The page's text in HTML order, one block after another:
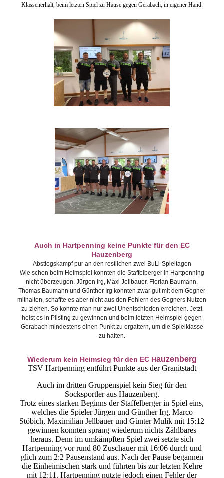
Klassenerhalt, beim letzten Spiel zu Hause gegen Gerabach, in eigener Hand.
Auch in Hartpenning keine Punkte für den EC
Hauzenberg
Abstiegskampf pur an den restlichen zwei BuLi-Spieltagen
Wie schon beim Heimspiel konnten die Staffelberger in Hartpenning
nicht überzeugen. Jürgen Irg, Maxi Jellbauer, Florian Baumann,
Thomas Baumann und Günther Irg konnten zwar gut mit dem Gegner
mithalten, schaffte es aber nicht aus den Fehlern des Gegners Nutzen
zu ziehen. So konnte man nur zwei Unentschieden erreichen. Jetzt
heist es in Pilsting zu gewinnen und beim letzten Heimspiel gegen
Gerabach mindestens einen Punkt zu ergattern, um die Spielklasse
zu halten.
Wiederum kein Heimsieg für den EC Hauzenberg
TSV Hartpenning entführt Punkte aus der Granitstadt
Auch im dritten Gruppenspiel kein Sieg für den
Socksportler aus Hauzenberg.
Trotz eines starken Beginns der Staffelberger in Spiel eins,
welches die Spieler Jürgen und Günther Irg, Marco
Stöbich, Maximilian Jellbauer und Günter Mulik mit 15:12
gewinnen konnten sprang wiederum nichts Zählbares
heraus. Denn im umkämpften Spiel zwei setzte sich
Hartpenning vor rund 80 Zuschauer mit 16:06 durch und
glich zum 2:2 Pausenstand aus. Nach der Pause begannen
die Einheimischen stark und führten bis zur letzten Kehre
mit 12:11. Hartpenning nutzte jedoch einen Fehler der